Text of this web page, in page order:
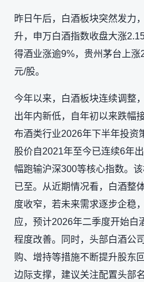
昨日午后，白酒板块突然发力
升，申万白酒指数收盘大涨
得酒业涨逾9%，贵州茅台上
元/股。
今年以来，白酒板块连续调整
出年内新低，自年初以来跌幅
布酒类行业2026年下半年投资
股价自2021年至今已连续6年
幅跑输沪深300等核心指数。
已至。从近期情况看，白酒整
度收窄，若未来需求逐步企稳
应，预计2026年二季度开始白
程度改善。同时，头部白酒公
购、增持等措施不断提升股东
边际支撑，建议关注配置头部